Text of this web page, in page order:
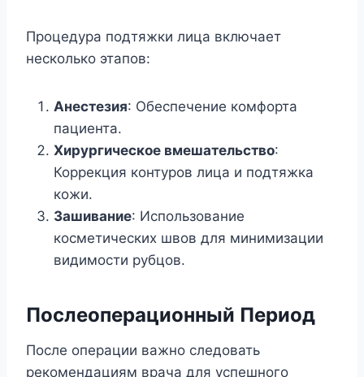
Процедура подтяжки лица включает
несколько этапов:
Анестезия: Обеспечение комфорта
пациента.
Хирургическое вмешательство:
Коррекция контуров лица и подтяжка
кожи.
Зашивание: Использование
косметических швов для минимизации
видимости рубцов.
Послеоперационный Период
После операции важно следовать
рекомендациям врача для успешного